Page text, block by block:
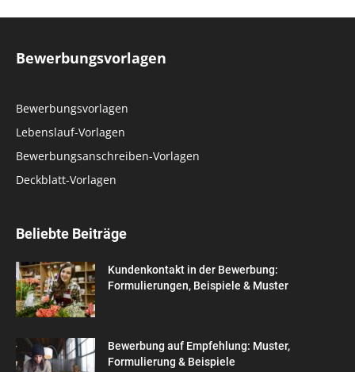
Bewerbungsvorlagen
Bewerbungsvorlagen
Lebenslauf-Vorlagen
Bewerbungsanschreiben-Vorlagen
Deckblatt-Vorlagen
Beliebte Beiträge
Kundenkontakt in der Bewerbung:
Formulierungen, Beispiele & Muster
Bewerbung auf Empfehlung: Muster,
Formulierung & Beispiele